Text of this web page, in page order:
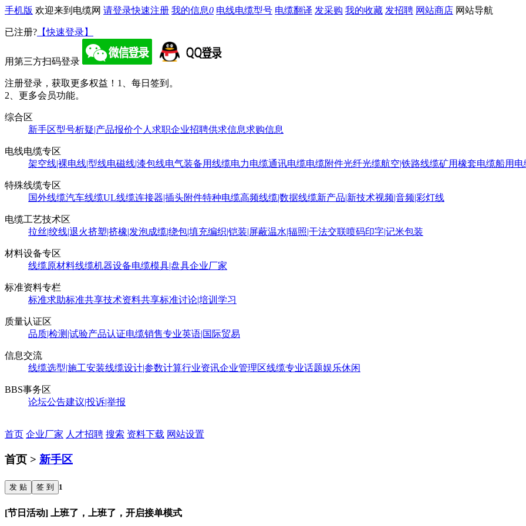
手机版 欢迎来到电缆网 请登录快速注册 我的信息0 电线电缆型号 电缆翻译 发采购 我的收藏 发招聘 网站商店 网站导航
已注册? 【快速登录】
用第三方扫码登录
注册登录，获取更多权益！ 1、每日签到。
2、更多会员功能。
综合区
新手区型号析疑|产品报价个人求职企业招聘供求信息求购信息
电线电缆专区
架空线|裸电线|型线电磁线|漆包线电气装备用线缆电力电缆通讯电缆电缆附件光纤光缆航空|铁路线缆矿用橡套电缆船用电
特殊线缆专区
国外线缆汽车线缆UL线缆连接器|插头附件特种电缆高频线缆|数据线缆新产品|新技术视频|音频|彩灯线
电缆工艺技术区
拉丝|绞线|退火挤塑|挤橡|发泡成缆|绕包|填充编织|铠装|屏蔽温水|辐照|干法交联喷码印字|记米包装
材料设备专区
线缆原材料线缆机器设备电缆模具|盘具企业厂家
标准资料专栏
标准求助标准共享技术资料共享标准讨论|培训学习
质量认证区
品质|检测|试验产品认证电缆销售专业英语|国际贸易
信息交流
线缆选型|施工安装线缆设计|参数计算行业资讯企业管理区线缆专业话题娱乐休闲
BBS事务区
论坛公告建议|投诉|举报
首页 企业厂家 人才招聘 搜索 资料下载 网站设置
首页 > 新手区
发 贴 签 到 1
[节日活动] 上班了，上班了，开启接单模式